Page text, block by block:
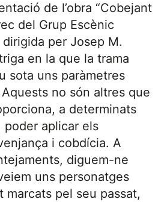
de l’obra “Cobejant
del Grup Escènic
per Josep M.
en la que la trama
sota uns paràmetres
no són altres que
a determinats
poder aplicar els
i cobdícia. A
diguem-ne
uns personatges
marcats pel seu passat,